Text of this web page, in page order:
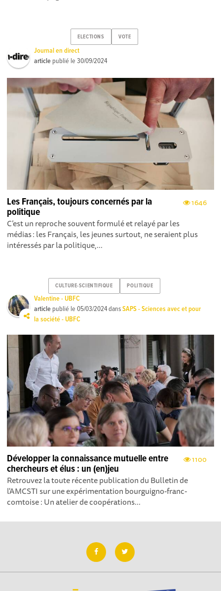
ELECTIONS VOTE
Journal en direct
article publié le30/09/2024
1646
Les Français, toujours concernés par la
politique
C’est un reproche souvent formulé et relayé par les
médias : les Français, les jeunes surtout, ne seraient plus
intéressés par la politique,...
CULTURE-SCIENTIFIQUE POLITIQUE
Valentine - UBFC
article publié le05/03/2024dansSAPS - Sciences avec et pour
la société - UBFC
1100
Développer la connaissance mutuelle entre
chercheurs et élus : un (en)jeu
Retrouvez la toute récente publication du Bulletin de
l'AMCSTI sur une expérimentation bourguigno-franc-
comtoise : Un atelier de coopérations...